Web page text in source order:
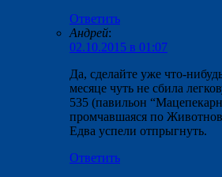
Ответить
Андрей:
02.10.2015 в 01:07
Да, сделайте уже что-
месяце чуть не сбила
535 (павильон
промчавшаяся по
Едва успели отпрыгнуть.
Ответить